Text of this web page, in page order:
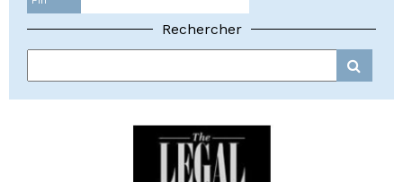
Rechercher